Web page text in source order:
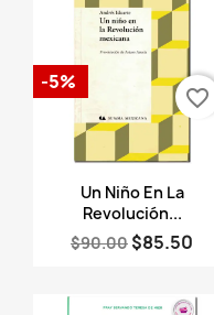
Vista rápida
Un Niño En La
Revolución...
$90.00 $85.50
-5%
favorite_border